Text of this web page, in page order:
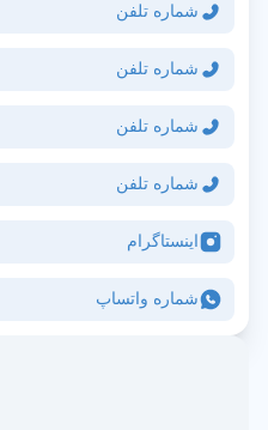
شماره تلفن
شماره تلفن
شماره تلفن
شماره تلفن
اینستاگرام
شماره واتساپ